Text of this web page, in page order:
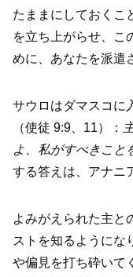
たままにしておくこ
を立ち上がらせ、こ
めに、あなたを派遣
サウロはダマスコに
（使徒 9:9、11）：
よ、私がすべきこと
する答えは、アナニ
よみがえられた主と
ストを知るようにな
や偏見を打ち砕いて